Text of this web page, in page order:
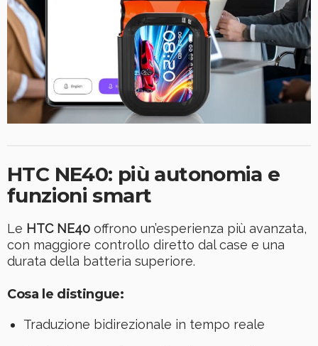
HTC NE40: più autonomia e
funzioni smart
Le HTC NE40 offrono un’esperienza più avanzata,
con maggiore controllo diretto dal case e una
durata della batteria superiore.
Cosa le distingue:
Traduzione bidirezionale in tempo reale